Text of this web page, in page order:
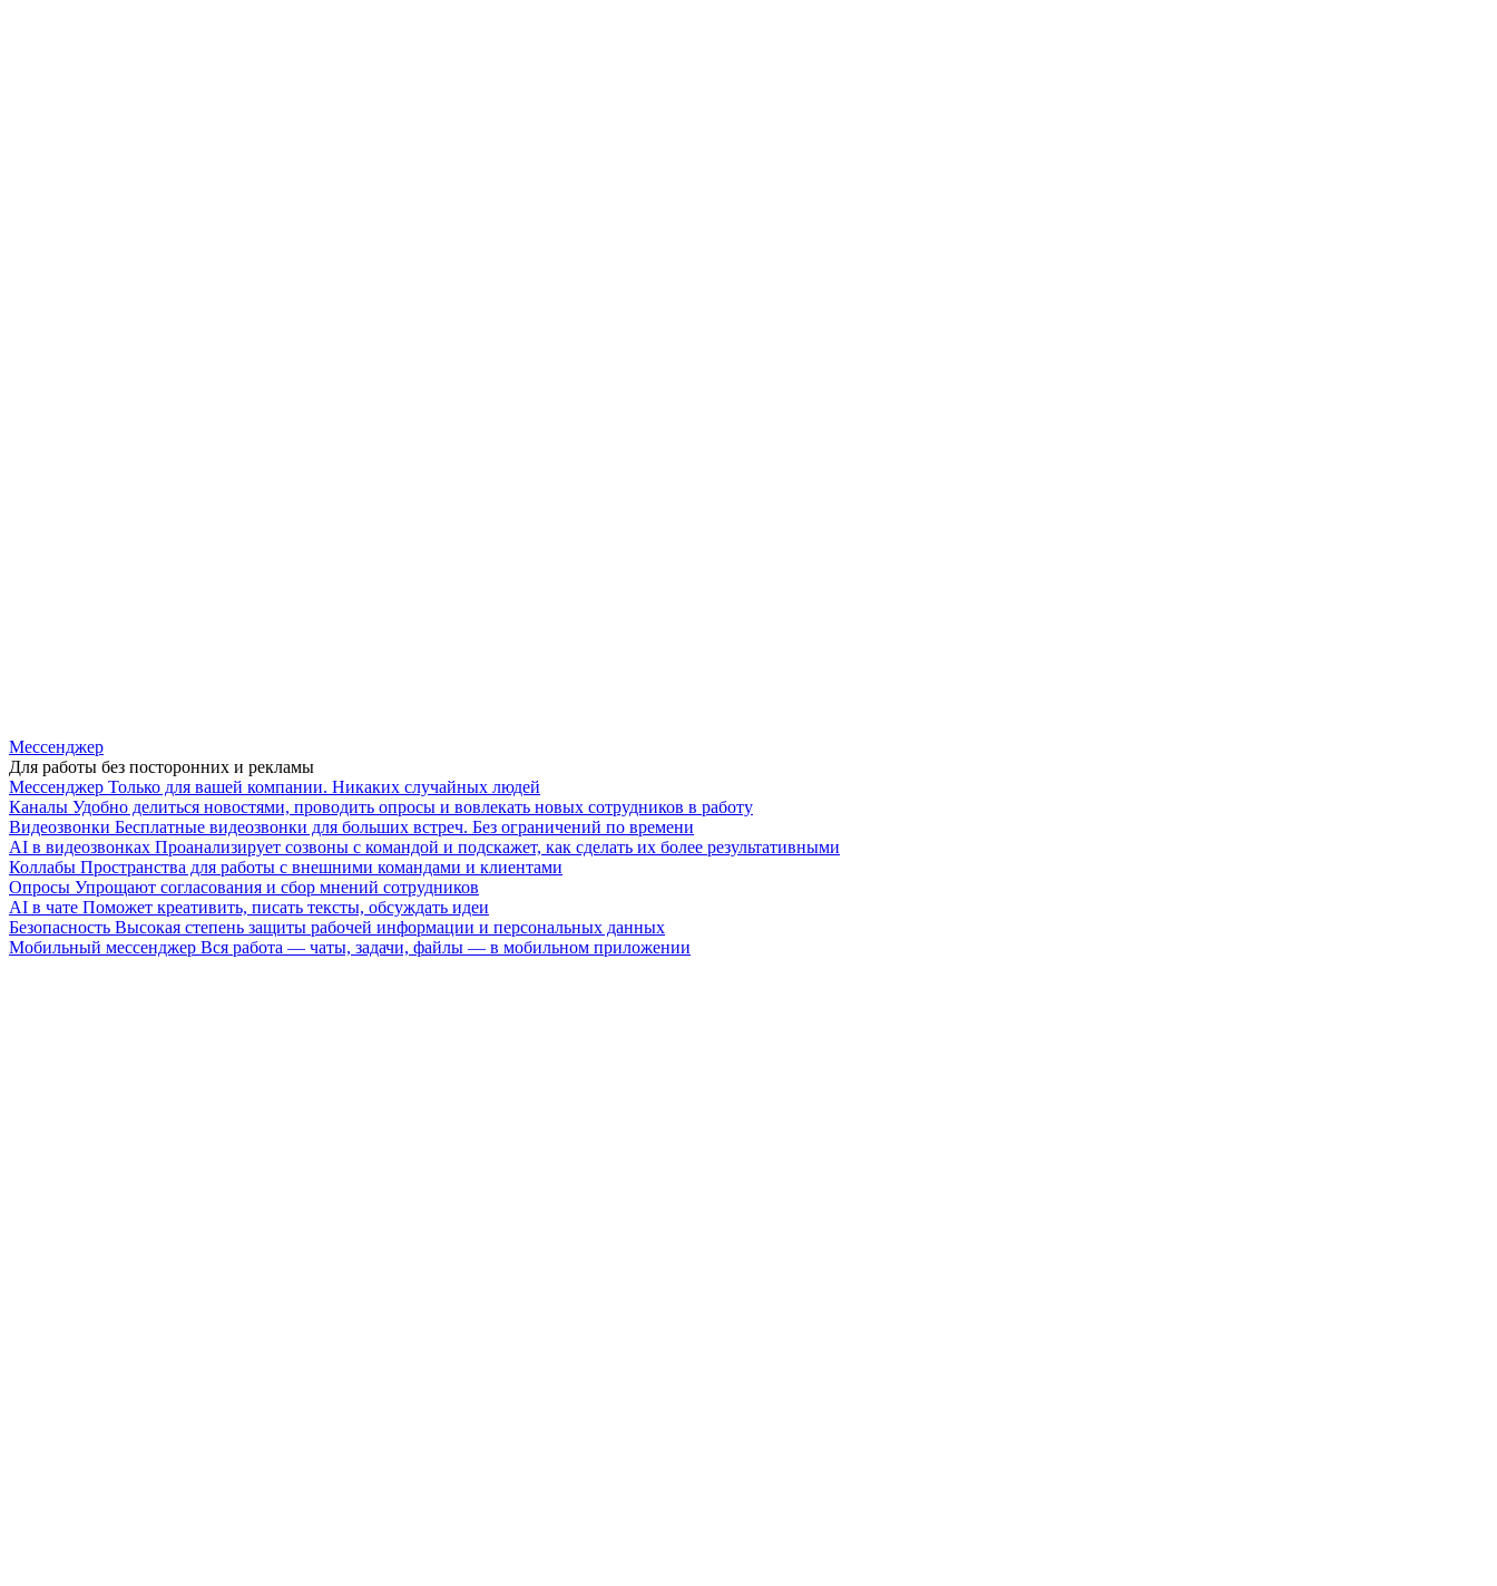
Мессенджер
Для работы без посторонних и рекламы
Мессенджер Только для вашей компании. Никаких случайных людей
Каналы Удобно делиться новостями, проводить опросы и вовлекать новых сотрудников в работу
Видеозвонки Бесплатные видеозвонки для больших встреч. Без ограничений по времени
AI в видеозвонках Проанализирует созвоны с командой и подскажет, как сделать их более результативными
Коллабы Пространства для работы с внешними командами и клиентами
Опросы Упрощают согласования и сбор мнений сотрудников
AI в чате Поможет креативить, писать тексты, обсуждать идеи
Безопасность Высокая степень защиты рабочей информации и персональных данных
Мобильный мессенджер Вся работа — чаты, задачи, файлы — в мобильном приложении